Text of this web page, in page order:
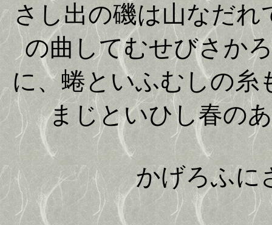
さし出の磯は山なだれ
の曲してむせびさか
に、蜷といふむしの
まじといひし春の
かげろふにさ